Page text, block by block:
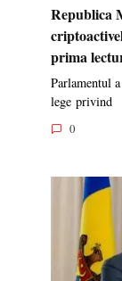
Republica
prima
Parlamentul
lege privind
0